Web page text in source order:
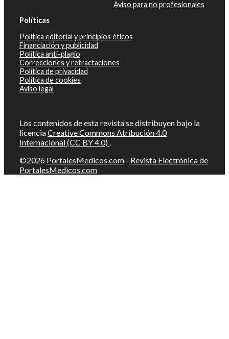
Aviso para no profesionales
Políticas
Política editorial y principios éticos
Financiación y publicidad
Política anti-plagio
Correcciones y retractaciones
Política de privacidad
Política de cookies
Aviso legal
Los contenidos de esta revista se distribuyen bajo la
licenciaCreative Commons Atribución 4.0
Internacional (CC BY 4.0) .
©2026 PortalesMedicos.com - Revista Electrónica de
PortalesMedicos.com